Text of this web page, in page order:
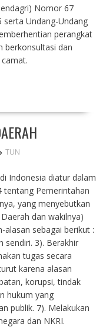
Nomor 67
Undang-Undang
perangkat
berkonsultasi dan
TUN
Indonesia diatur dalam
tentang Pemerintahan
yang menyebutkan
dan wakilnya)
alasan sebagai berikut :
sendiri. 3). Berakhir
tugas secara
karena alasan
korupsi, tindak
hukum yang
publik. 7). Melakukan
dan NKRI.